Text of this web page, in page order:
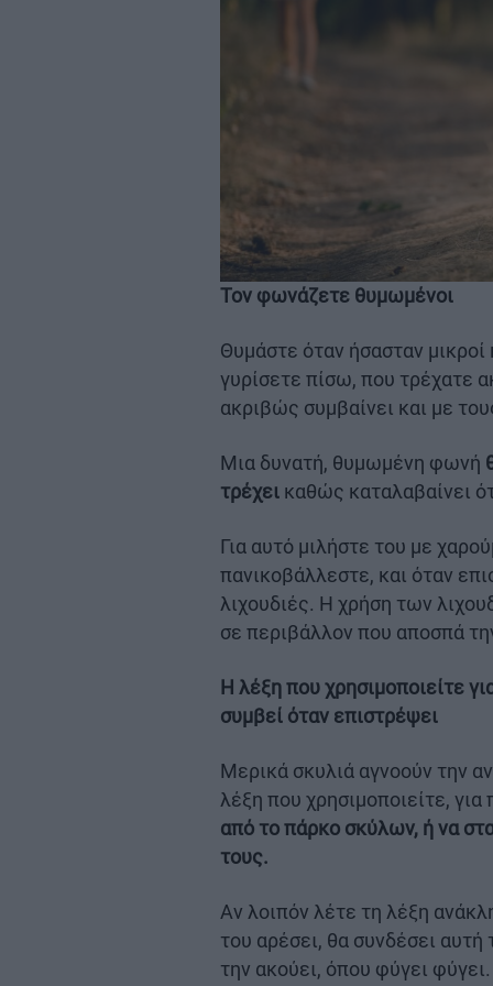
Τον φωνάζετε θυμωμένοι
Θυμάστε όταν ήσασταν
γυρίσετε πίσω, που τρέχατε
ακριβώς συμβαίνει και με
Μια δυνατή, θυμωμένη φωνή
τρέχει καθώς καταλαβαίνει
Για αυτό μιλήστε του με
πανικοβάλλεστε, και όταν
λιχουδιές. Η χρήση των
σε περιβάλλον που αποσπά
Η λέξη που χρησιμοποιείτε
συμβεί όταν επιστρέψει
Μερικά σκυλιά αγνοούν την
λέξη που χρησιμοποιείτε, για
από το πάρκο σκύλων, ή να
τους.
Αν λοιπόν λέτε τη λέξη
του αρέσει, θα συνδέσει αυτή
την ακούει, όπου φύγει